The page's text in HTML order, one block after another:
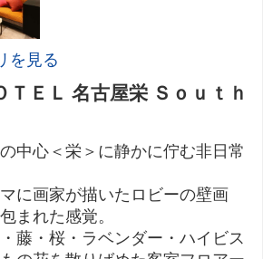
を見る
ＴＥＬ 名古屋栄 Ｓｏｕｔｈ
中心＜栄＞に静かに佇む非日常
に画家が描いたロビーの壁画
まれた感覚。
藤・桜・ラベンダー・ハイビス